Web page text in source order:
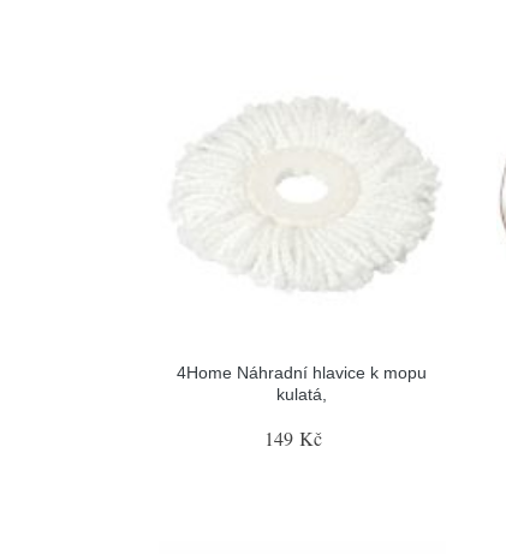
4Home Náhradní hlavice k mopu
kulatá,
149 Kč